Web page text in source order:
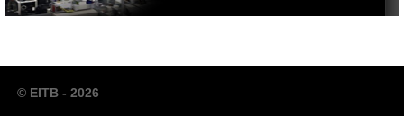
© EITB - 2026